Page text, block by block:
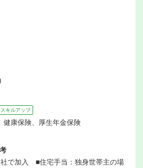
スキルアップ
健康保険、厚生年金保険
で加入 ■住宅手当：独身世帯主の場